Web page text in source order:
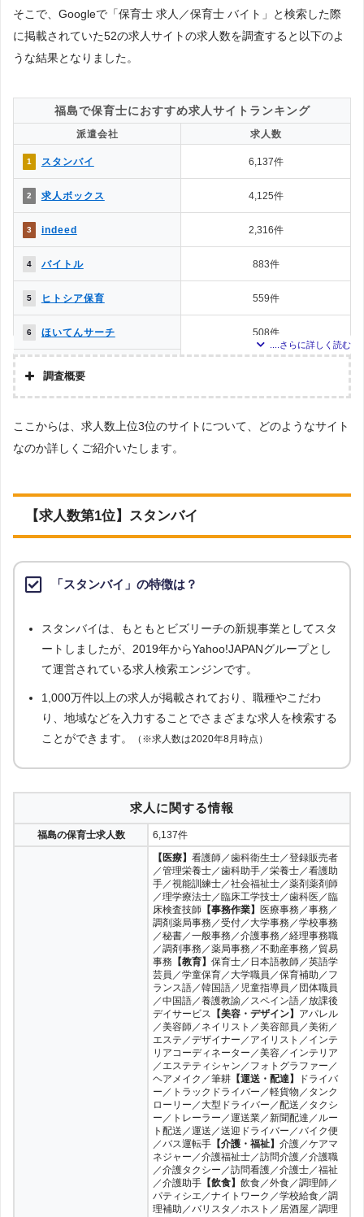
そこで、Googleで「保育士 求人／保育士 バイト」と検索した際
に掲載されていた52の求人サイトの求人数を調査すると以下のよ
うな結果となりました。
福島で保育士におすすめ求人サイトランキング
派遣会社 求人数
1 スタンバイ 6,137件
2 求人ボックス 4,125件
3 indeed 2,316件
4 バイトル 883件
5 ヒトシア保育 559件
6 ほいてんサーチ 508件
ハローワークインターネッ
トサービス
8 保育士.net 386件
9 保育box 376件
12 ジョブデポ保育士 238件
ベスト保育
保育士サポート.com 63件
21 保育Fine! 14件
8件
6件
5件
4件
3件
3件
2件
リクルートエージェント 1件
調査概要
調査の企画・集計
株式会社アドバンスフロー
ト・求人サイトを対象としています。（※一部対象地域の求人取り扱いがない
域：福島県」の条件に合致する求人数をカウントしました。
2023年1月調査
ここからは、求人数上位3位のサイトについて、どのようなサイト
なのか詳しくご紹介いたします。
【求人数第1位】スタンバイ
「スタンバイ」の特徴は？
スタンバイは、もともとビズリーチの新規事業としてスタ
ートしましたが、2019年からYahoo!JAPANグループとし
て運営されている求人検索エンジンです。
1,000万件以上の求人が掲載されており、職種やこだわ
り、地域などを入力することでさまざまな求人を検索する
ことができます。
（※求人数は2020年8月時点）
求人に関する情報
福島の保育士求人数
6,137件
【医療】 看護師／歯科衛生士／登録販売者
／管理栄養士／歯科助手／栄養士／看護助
手／視能訓練士／社会福祉士／薬剤薬剤師
／理学療法士／臨床工学技士／歯科医／臨
床検査技師 【事務作業】
医療事務／事務／
調剤薬局事務／受付／大学事務／学校事務
／秘書／一般事務／介護事務／経理事務職
／調剤事務／薬局事務／不動産事務／貿易
事務 【教育】 保育士／日本語教師／英語学
芸員／学童保育／大学職員／保育補助／フ
ランス語／韓国語／児童指導員／団体職員
／中国語／養護教諭／スペイン語／放課後
デイサービス 【美容・デザイン】 アパレル
／美容師／ネイリスト／美容部員／美術／
エステ／デザイナー／アイリスト／インテ
リアコーディネーター／美容／インテリア
／エステティシャン／フォトグラファー／
ヘアメイク／筆耕 【運送・配達】
ドライバ
ー／トラックドライバー／軽貨物／タンク
ローリー／大型ドライバー／配送／タクシ
ー／トレーラー／運送業／新聞配達／ルー
ト配送／運送／送迎ドライバー／バイク便
／バス運転手 【介護・福祉】 介護／ケアマ
ネジャー／介護福祉士／訪問介護／介護職
／介護タクシー／訪問看護／介護士／福祉
／介護助手 【飲食】 飲食／外食／調理師／
パティシエ／ナイトワーク／学校給食／調
理補助／バリスタ／ホスト／居酒屋／調理